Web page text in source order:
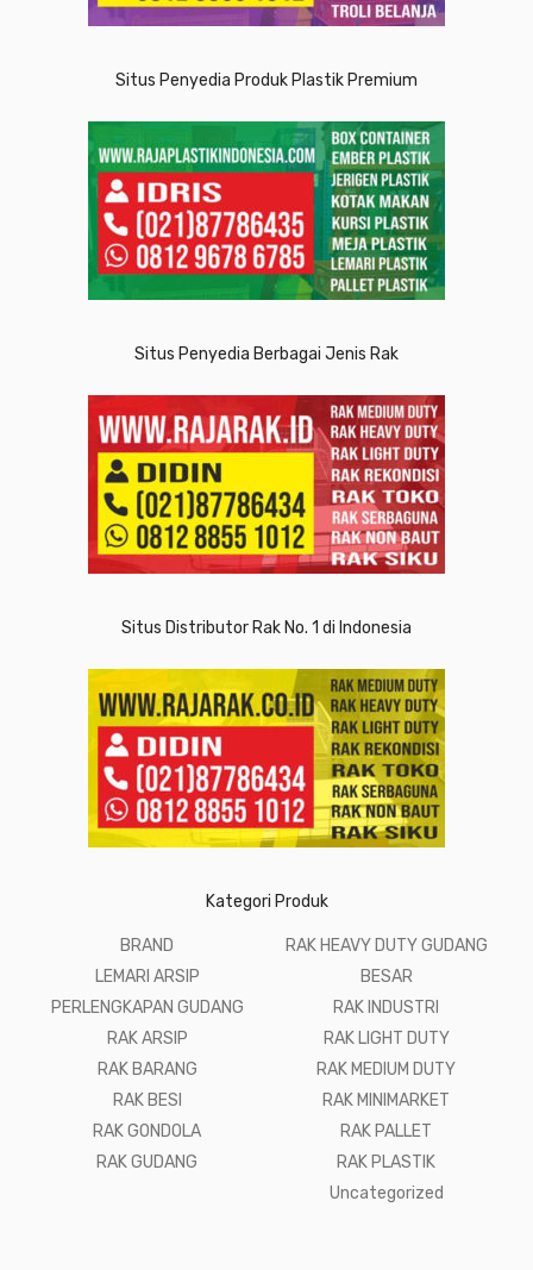
Situs Penyedia Produk Plastik Premium
Situs Penyedia Berbagai Jenis Rak
Situs Distributor Rak No. 1 di Indonesia
Kategori Produk
BRAND
LEMARI ARSIP
PERLENGKAPAN GUDANG
RAK ARSIP
RAK BARANG
RAK BESI
RAK GONDOLA
RAK GUDANG
RAK HEAVY DUTY GUDANG
BESAR
RAK INDUSTRI
RAK LIGHT DUTY
RAK MEDIUM DUTY
RAK MINIMARKET
RAK PALLET
RAK PLASTIK
Uncategorized